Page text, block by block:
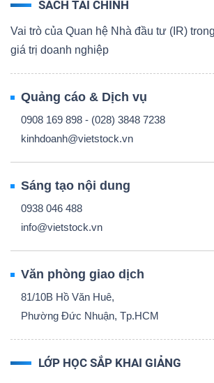
SÁCH TÀI CHÍNH
Vai trò của Quan hệ Nhà đầu tư (IR)
giá trị doanh nghiệp
Quảng cáo & Dịch vụ
0908 169 898 - (028) 3848 7238
kinhdoanh@vietstock.vn
Sáng tạo nội dung
0938 046 488
info@vietstock.vn
Văn phòng giao dịch
81/10B Hồ Văn Huê,
Phường Đức Nhuận, Tp.HCM
LỚP HỌC SẮP KHAI GIẢNG